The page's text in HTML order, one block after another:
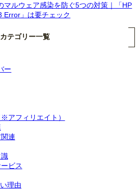
マルウェア感染を防ぐ5つの対策｜「HP
Error」は要チェック
カテゴリー一覧
ー
アフィリエイト）
連
ビス
理由